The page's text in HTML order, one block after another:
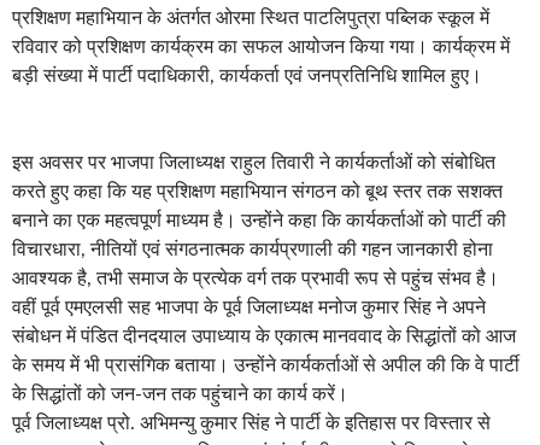
प्रशिक्षण महाभियान के अंतर्गत ओरमा स्थित पाटलिपुत्रा पब्लिक स्कूल में
रविवार को प्रशिक्षण कार्यक्रम का सफल आयोजन किया गया। कार्यक्रम में
बड़ी संख्या में पार्टी पदाधिकारी, कार्यकर्ता एवं जनप्रतिनिधि शामिल हुए।
इस अवसर पर भाजपा जिलाध्यक्ष राहुल तिवारी ने कार्यकर्ताओं को संबोधित
करते हुए कहा कि यह प्रशिक्षण महाभियान संगठन को बूथ स्तर तक सशक्त
बनाने का एक महत्वपूर्ण माध्यम है। उन्होंने कहा कि कार्यकर्ताओं को पार्टी की
विचारधारा, नीतियों एवं संगठनात्मक कार्यप्रणाली की गहन जानकारी होना
आवश्यक है, तभी समाज के प्रत्येक वर्ग तक प्रभावी रूप से पहुंच संभव है।
वहीं पूर्व एमएलसी सह भाजपा के पूर्व जिलाध्यक्ष मनोज कुमार सिंह ने अपने
संबोधन में पंडित दीनदयाल उपाध्याय के एकात्म मानववाद के सिद्धांतों को आज
के समय में भी प्रासंगिक बताया। उन्होंने कार्यकर्ताओं से अपील की कि वे पार्टी
के सिद्धांतों को जन-जन तक पहुंचाने का कार्य करें।
पूर्व जिलाध्यक्ष प्रो. अभिमन्यु कुमार सिंह ने पार्टी के इतिहास पर विस्तार से